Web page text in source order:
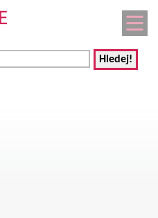
Hledej!